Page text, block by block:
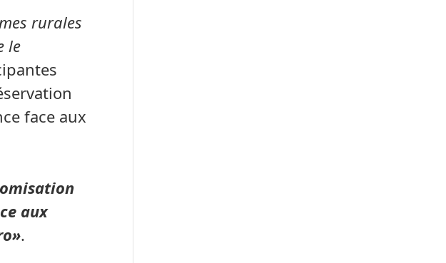
rurales
le
face aux
aux
.